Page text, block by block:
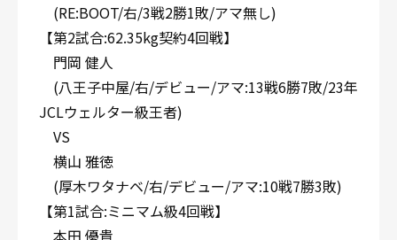
(RE:BOOT/右/3戦2勝1敗/アマ無し)
【第2試合:62.35kg契約4回戦】
門岡 健人
(八王子中屋/右/デビュー/アマ:13戦6勝7敗/23年
JCLウェルター級王者)
VS
横山 雅徳
(厚木ワタナベ/右/デビュー/アマ:10戦7勝3敗)
【第1試合:ミニマム級4回戦】
本田 優貴